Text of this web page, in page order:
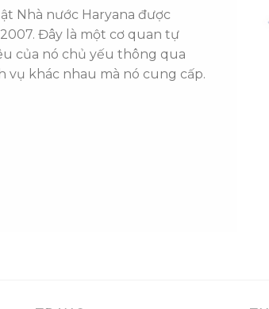
Nhà nước Haryana được
Đây là một cơ quan tự
của nó chủ yếu thông qua
vụ khác nhau mà nó cung cấp.